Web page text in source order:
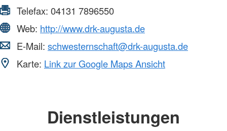
Telefax: 04131 7896550
Web: http://www.drk-augusta.de
E-Mail: schwesternschaft@drk-augusta.de
Karte: Link zur Google Maps Ansicht
Dienstleistungen